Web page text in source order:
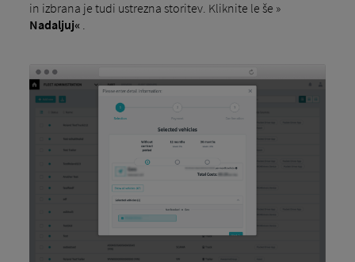
in izbrana je tudi ustrezna storitev. Kliknite le še »
Nadaljuj«